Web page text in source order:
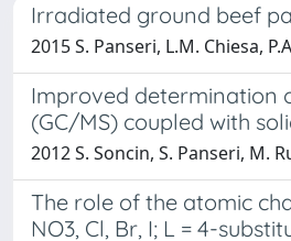
Irradiated ground beef
2015 S. Panseri, L.M. Chiesa,
Improved determination
(GC/MS) coupled with
2012 S. Soncin, S. Panseri, M.
The role of the atomic
NO3, Cl, Br, I; L = 4-